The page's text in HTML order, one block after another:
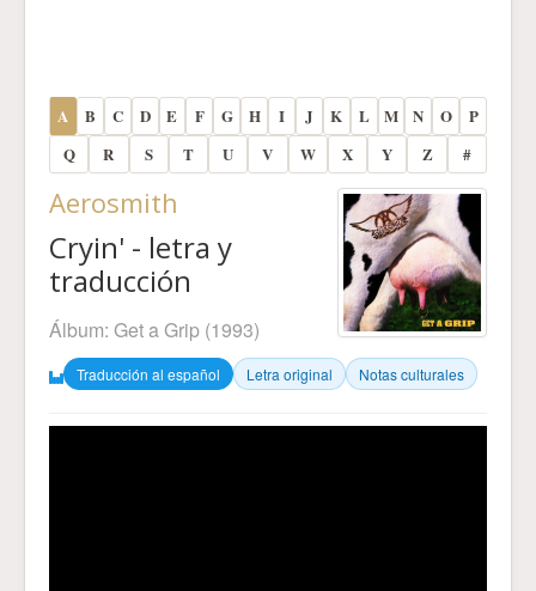
A B C D E F G H I J K L M N O
P
Q
R S T U V W X Y Z #
Aerosmith
Cryin' - letra y
traducción
Álbum: Get a Grip (1993)
Traducción al español Letra original Notas culturales